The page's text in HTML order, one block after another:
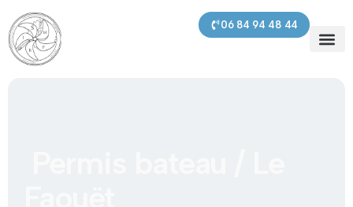
principal
06 84 94 48 44